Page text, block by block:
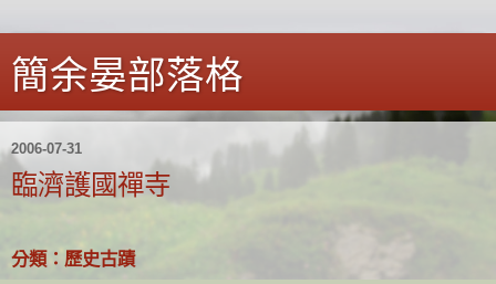
簡余晏部落格
2006-07-31
臨濟護國禪寺
分類：歷史古蹟